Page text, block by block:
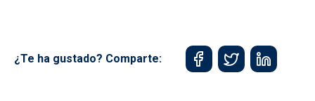
¿Te ha gustado? Comparte: